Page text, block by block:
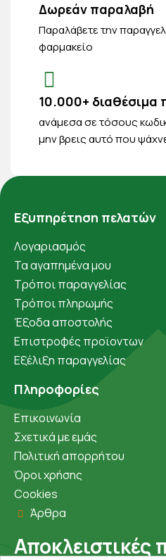
Δωρεάν παραλαβή
Παραλάβετε την
φαρμακείο
10.000+ διαθέσιμα
ανάμεσα σε τόσους
μην βρεις αυτό που
Εξυπηρέτηση πελατών
Λογαριασμός
Τα αγαπημένα μου
Τρόποι παραγγελίας
Τρόποι πληρωμής
Έξοδα αποστολής
Επιστροφές προϊοντων
Εξέλιξη παραγγελίας
Πληροφορίες
Επικοινωνία
Σχετικά με εμάς
Πολιτική απορρήτου
Όροι χρήσης
Cookies
Άρθρα